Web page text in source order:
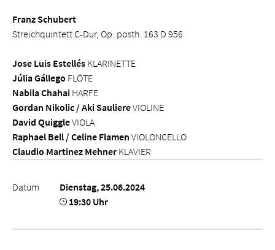
Franz Schubert
Streichquintett C-Dur, Op. posth. 163 D 956
Jose Luis Estellés KLARINETTE
Júlia Gállego FLÖTE
Nabila Chahai HARFE
Gordan Nikolic / Aki SauliereVIOLINE
David QuiggleVIOLA
Raphael Bell / Celine Flamen VIOLONCELLO
Claudio Martinez Mehner KLAVIER
Datum
Dienstag, 25.06.2024
19:30 Uhr